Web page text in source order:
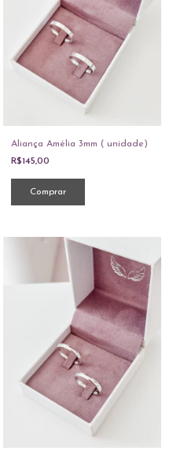
Aliança Amélia 3mm ( unidade)
R$145,00
Comprar